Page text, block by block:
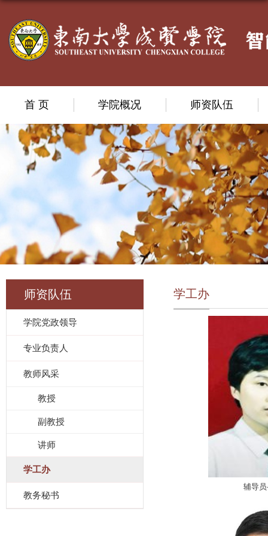
首 页 学院概况 师资队伍
师资队伍
学院党政领导
专业负责人
教师风采
教授
副教授
讲师
学工办
教务秘书
学工办
辅导